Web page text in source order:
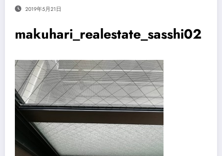
2019年5月21日
makuhari_realestate_sasshi02